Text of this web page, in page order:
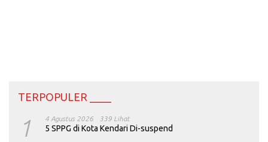
TERPOPULER ____
1 4 Agustus 2026 339 Lihat
5 SPPG di Kota Kendari Di-suspend